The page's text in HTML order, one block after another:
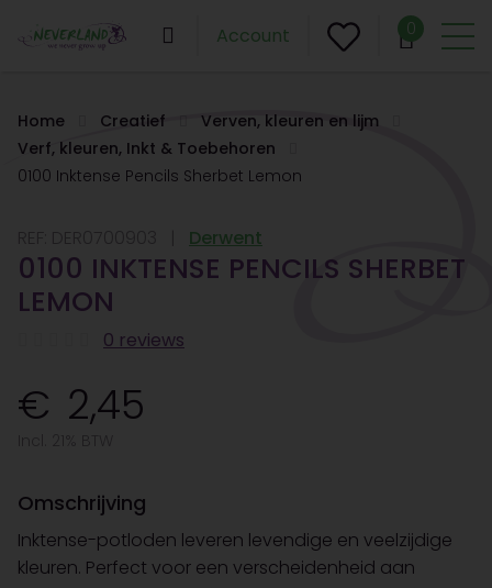
Account 0
Home Creatief
Verven, kleuren en lijm
Verf, kleuren, Inkt & Toebehoren
0100 Inktense Pencils Sherbet Lemon
Derwent
0100 INKTENSE PENCILS SHERBET
LEMON
0 reviews
2,45
Omschrijving
Inktense-potloden leveren levendige en veelzijdige
kleuren. Perfect voor een verscheidenheid aan